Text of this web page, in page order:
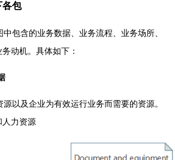
各包
包含的业务数据、业务流程、业务场所、
动机。具体如下：
以及企业为有效运行业务而需要的资源。
人力资源